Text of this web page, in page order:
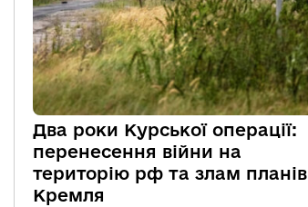
Два роки Курської операції:
перенесення війни на
територію рф та злам планів
Кремля